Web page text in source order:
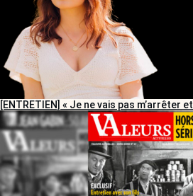
[ENTRETIEN] « Je ne vais pas m’arrêter